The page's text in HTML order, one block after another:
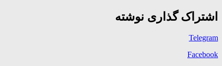
اشتراک گذاری نوشته
Telegram
Facebook